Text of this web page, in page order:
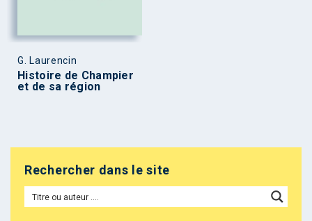
G. Laurencin
Histoire de Champier
et de sa région
Rechercher dans le site